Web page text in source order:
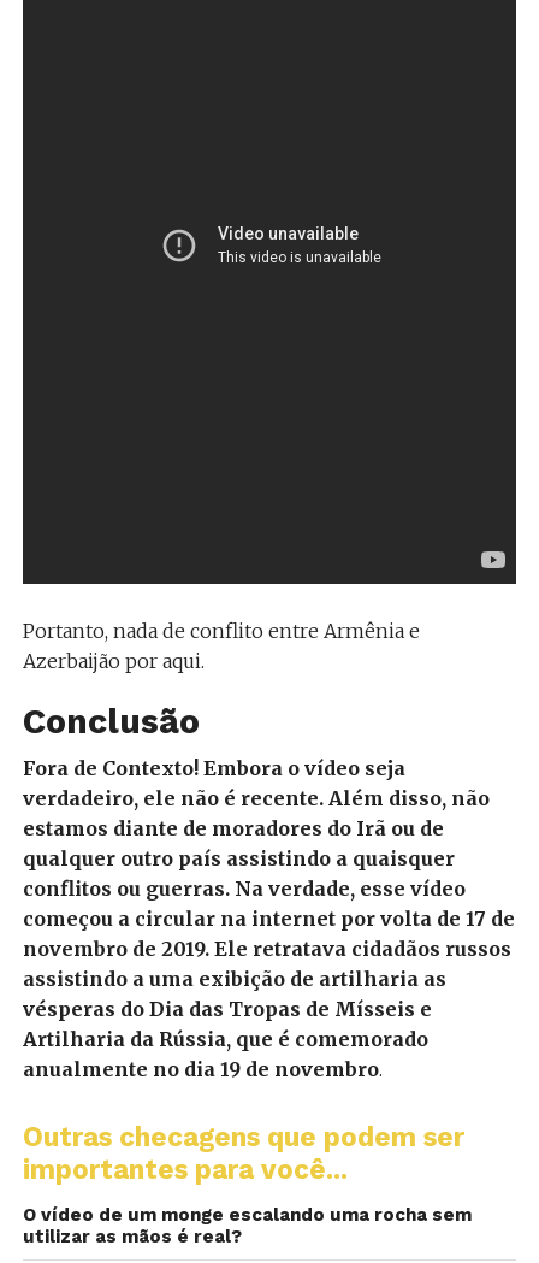
Portanto, nada de conflito entre Armênia e
Azerbaijão por aqui.
Conclusão
Fora de Contexto! Embora o vídeo seja
verdadeiro, ele não é recente. Além disso, não
estamos diante de moradores do Irã ou de
qualquer outro país assistindo a quaisquer
conflitos ou guerras. Na verdade, esse vídeo
começou a circular na internet por volta de 17 de
novembro de 2019. Ele retratava cidadãos russos
assistindo a uma exibição de artilharia as
vésperas do Dia das Tropas de Mísseis e
Artilharia da Rússia, que é comemorado
anualmente no dia 19 de novembro.
Outras checagens que podem ser
importantes para você...
O vídeo de um monge escalando uma rocha sem
utilizar as mãos é real?